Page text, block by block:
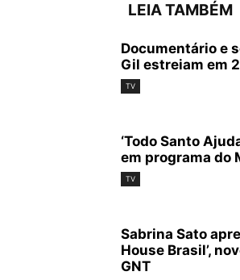
LEIA TAMBÉM
Documentário e
Gil estreiam em
TV
‘Todo Santo
em programa do
TV
Sabrina Sato
House Brasil’,
GNT